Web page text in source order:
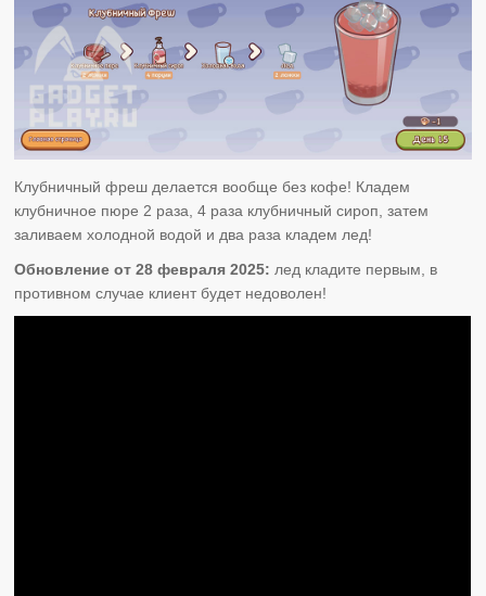
Клубничный фреш делается вообще без кофе! Кладем
клубничное пюре 2 раза, 4 раза клубничный сироп, затем
заливаем холодной водой и два раза кладем лед!
Обновление от 28 февраля 2025: лед кладите первым, в
противном случае клиент будет недоволен!